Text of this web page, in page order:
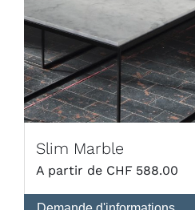
Slim Marble
CHF 588.00